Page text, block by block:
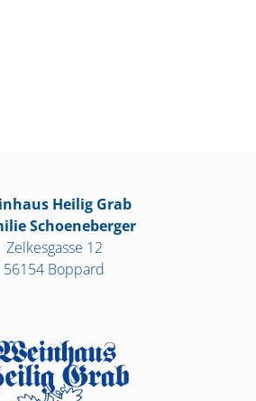
Heilig Grab
Schoeneberger
Zelkesgasse 12
56154 Boppard